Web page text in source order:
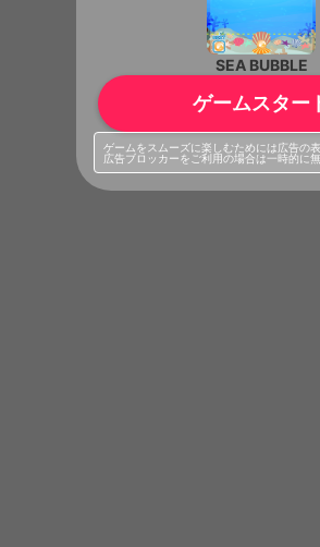
SEA BUBBLE
ゲームスター
ゲームをスムーズに楽しむためには広告の表
広告ブロッカーをご利用の場合は一時的に